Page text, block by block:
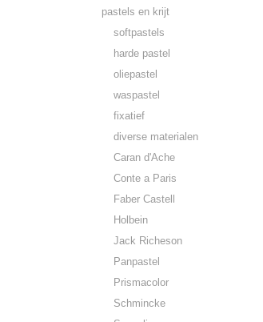
pastels en krijt
softpastels
harde pastel
oliepastel
waspastel
fixatief
diverse materialen
Caran d'Ache
Conte a Paris
Faber Castell
Holbein
Jack Richeson
Panpastel
Prismacolor
Schmincke